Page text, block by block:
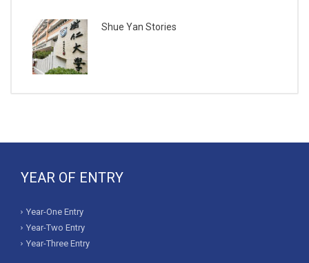
Shue Yan Stories
YEAR OF ENTRY
Year-One Entry
Year-Two Entry
Year-Three Entry